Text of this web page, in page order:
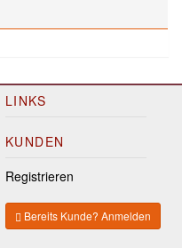
LINKS
KUNDEN
Registrieren
Bereits Kunde? Anmelden